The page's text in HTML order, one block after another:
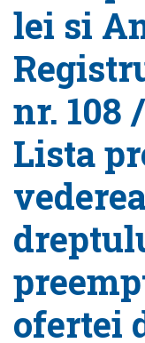
lei si
nr. 108
Lista
ofertei